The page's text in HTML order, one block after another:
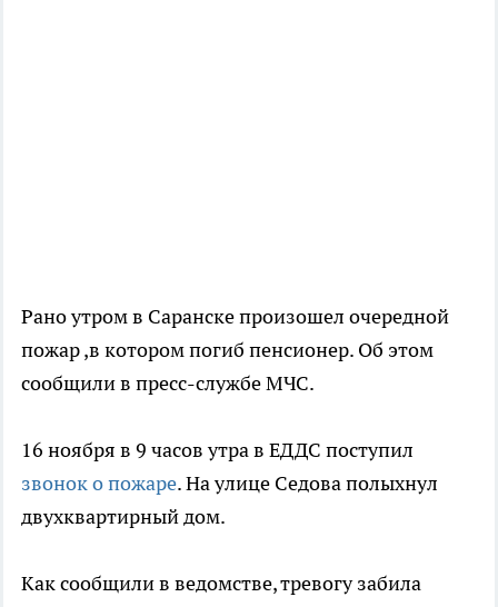
Рано утром в Саранске произошел очередной
пожар ,в котором погиб пенсионер. Об этом
сообщили в пресс-службе МЧС.
16 ноября в 9 часов утра в ЕДДС поступил
звонок о пожаре. На улице Седова полыхнул
двухквартирный дом.
Как сообщили в ведомстве, тревогу забила